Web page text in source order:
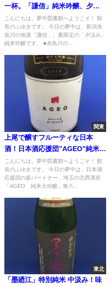
一杯。「謙信」純米吟醸、夕涼
み
こんにちは。夢中図書館へようこそ！ 館
長のふゆきです。 今日の夢中は、新潟糸
魚川の地酒「謙信」。夏限定の「夕涼み」
純米吟醸です。 ■糸魚川の...
関東
上尾で醸すフルーティな日本
酒！日本酒応援団”AGEO”純米大
吟醸
こんにちは。夢中図書館へようこそ！ 館
長のふゆきです。 今日の夢中は、日本酒
応援団の新パートナー、埼玉の北西酒造
「AGEO 純米大吟醸」無ろ...
東北
「墨廼江」特別純米 中汲み！味